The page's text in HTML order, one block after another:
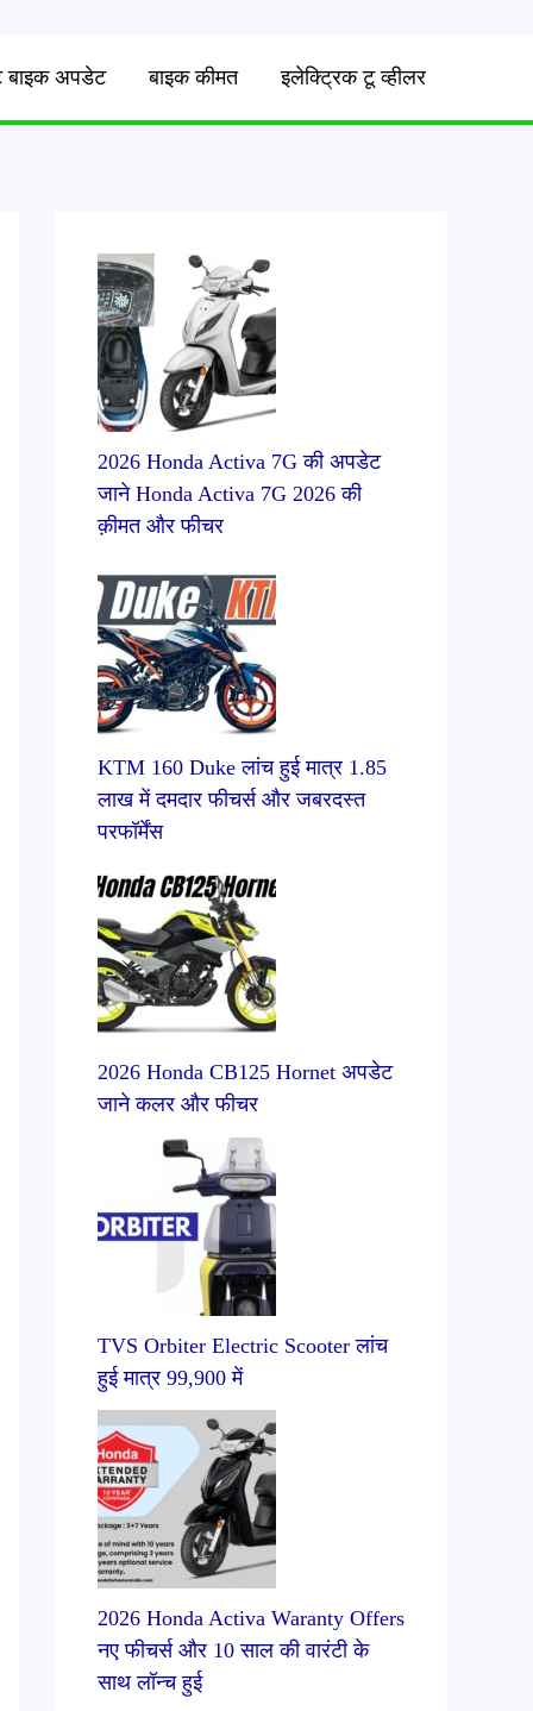
बाइक अपडेट बाइक कीमत इलेक्ट्रिक टू व्हीलर
2026 Honda Activa 7G की अपडेट
जाने Honda Activa 7G 2026 की
क़ीमत और फीचर
KTM 160 Duke लांच हुई मात्र 1.85
लाख में दमदार फीचर्स और जबरदस्त
परफॉर्मेंस
2026 Honda CB125 Hornet अपडेट
जाने कलर और फीचर
TVS Orbiter Electric Scooter लांच
हुई मात्र 99,900 में
2026 Honda Activa Waranty Offers
नए फीचर्स और 10 साल की वारंटी के
साथ लॉन्च हुई